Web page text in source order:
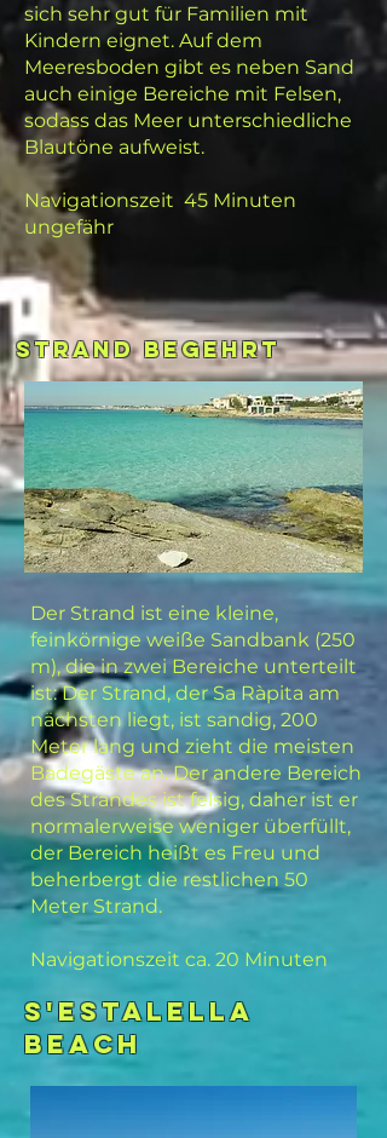
sich sehr gut für Familien mit
Kindern eignet. Auf dem
Meeresboden gibt es neben Sand
auch einige Bereiche mit Felsen,
sodass das Meer unterschiedliche
Blautöne aufweist.
Navigationszeit 45 Minuten
ungefähr
STRAND begehrt
Der Strand ist eine kleine,
feinkörnige weiße Sandbank (250
m), die in zwei Bereiche unterteilt
ist: Der Strand, der Sa Ràpita am
nächsten liegt, ist sandig, 200
Meter lang und zieht die meisten
Badegäste an. Der andere Bereich
des Strandes ist felsig, daher ist er
normalerweise weniger überfüllt,
der Bereich heißt es Freu und
beherbergt die restlichen 50
Meter Strand.
Navigationszeit ca. 20 Minuten
s'estalELLa
BEACH